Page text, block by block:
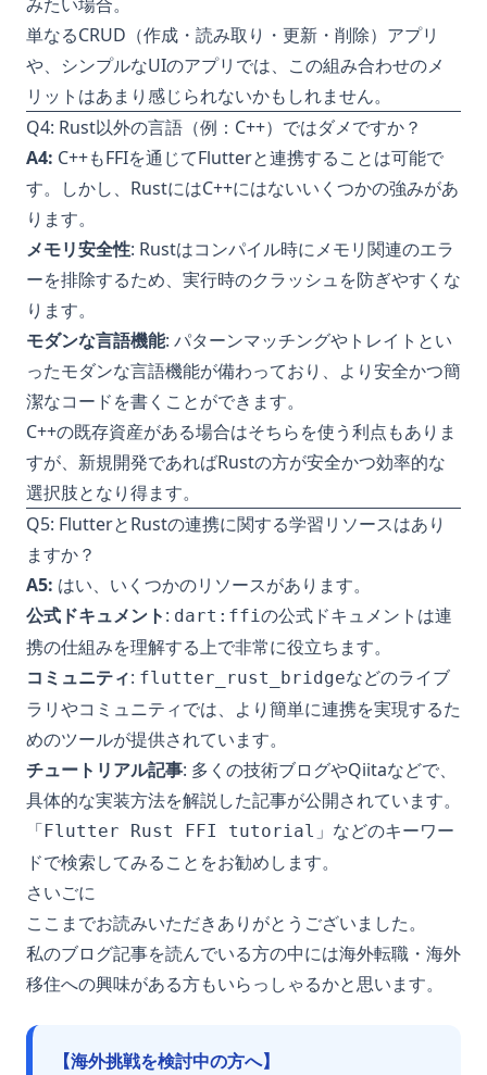
単なるCRUD（作成・読み取り・更新・削除）アプリ
や、シンプルなUIのアプリでは、この組み合わせのメ
リットはあまり感じられないかもしれません。
Q4: Rust以外の言語（例：C++）ではダメですか？
A4: C++もFFIを通じてFlutterと連携することは可能で
す。しかし、RustにはC++にはないいくつかの強みがあ
ります。
メモリ安全性: Rustはコンパイル時にメモリ関連のエラ
ーを排除するため、実行時のクラッシュを防ぎやすくな
ります。
モダンな言語機能: パターンマッチングやトレイトとい
ったモダンな言語機能が備わっており、より安全かつ簡
潔なコードを書くことができます。
C++の既存資産がある場合はそちらを使う利点もありま
すが、新規開発であればRustの方が安全かつ効率的な
選択肢となり得ます。
Q5: FlutterとRustの連携に関する学習リソースはあり
ますか？
A5: はい、いくつかのリソースがあります。
公式ドキュメント: dart:ffiの公式ドキュメントは連
携の仕組みを理解する上で非常に役立ちます。
コミュニティ: flutter_rust_bridgeなどのライブ
ラリやコミュニティでは、より簡単に連携を実現するた
めのツールが提供されています。
チュートリアル記事: 多くの技術ブログやQiitaなどで、
具体的な実装方法を解説した記事が公開されています。
「Flutter Rust FFI tutorial 」などのキーワー
ドで検索してみることをお勧めします。
さいごに
ここまでお読みいただきありがとうございました。
私のブログ記事を読んでいる方の中には海外転職・海外
移住への興味がある方もいらっしゃるかと思います。
【海外挑戦を検討中の方へ】